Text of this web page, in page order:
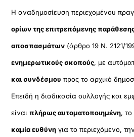
Η αναδημοσίευση περιεχομένου
ορίων της επιτρεπόμενης
αποσπασμάτων (άρθρο 19 Ν. 2121/
ενημερωτικούς σκοπούς, με
και συνδέσμου προς το αρχικό
Επειδή η διαδικασία συλλογής και
είναιπλήρως αυτοματοποιημένη,
καμία ευθύνη για το περιεχόμενο,